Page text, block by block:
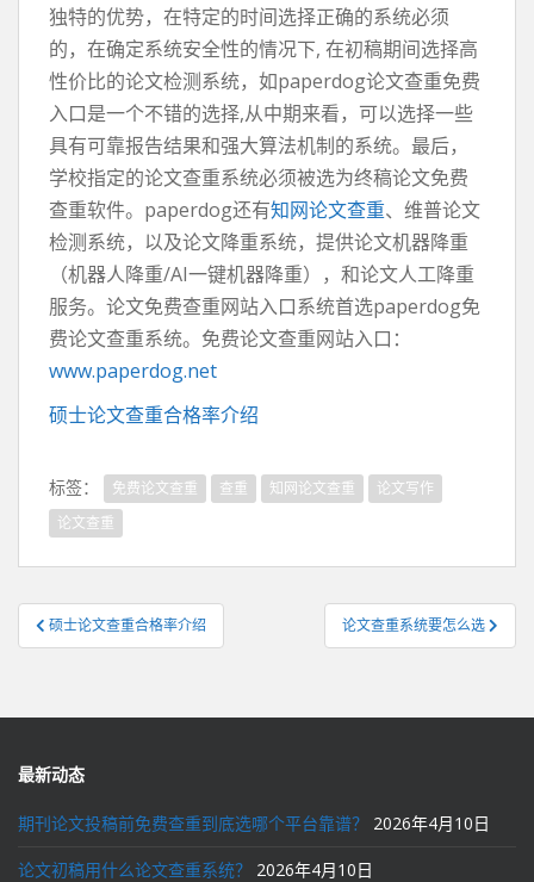
独特的优势，在特定的时间选择正确的系统必须
的，在确定系统安全性的情况下, 在初稿期间选择高
性价比的论文检测系统，如paperdog论文查重免费
入口是一个不错的选择,从中期来看，可以选择一些
具有可靠报告结果和强大算法机制的系统。最后，
学校指定的论文查重系统必须被选为终稿论文免费
查重软件。paperdog还有知网论文查重、维普论文
检测系统，以及论文降重系统，提供论文机器降重
（机器人降重/AI一键机器降重），和论文人工降重
服务。论文免费查重网站入口系统首选paperdog免
费论文查重系统。免费论文查重网站入口：
www.paperdog.net
硕士论文查重合格率介绍
标签： 免费论文查重 查重 知网论文查重
论文写作
论文查重
文
章
航
硕士论文查重合格率介绍 论文查重系统要怎么选
最新动态
期刊论文投稿前免费查重到底选哪个平台靠谱？ 2026年4月10日
论文初稿用什么论文查重系统？ 2026年4月10日